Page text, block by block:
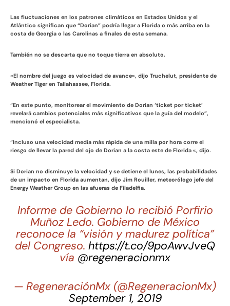
Las fluctuaciones en los patrones climáticos en Estados Unidos y el
Atlántico significan que “Dorian” podría llegar a Florida o más arriba en la
costa de Georgia o las Carolinas a finales de esta semana.
También no se descarta que no toque tierra en absoluto.
«El nombre del juego es velocidad de avance», dijo Truchelut, presidente de
Weather Tiger en Tallahassee, Florida.
“En este punto, monitorear el movimiento de Dorian ‘ticket por ticket’
revelará cambios potenciales más significativos que la guía del modelo”,
mencionó el especialista.
“Incluso una velocidad media más rápida de una milla por hora corre el
riesgo de llevar la pared del ojo de Dorian a la costa este de Florida «, dijo.
Si Dorian no disminuye la velocidad y se detiene el lunes, las probabilidades
de un impacto en Florida aumentan, dijo Jim Rouiller, meteorólogo jefe del
Energy Weather Group en las afueras de Filadelfia.
Informe de Gobierno lo recibió Porfirio
Muñoz Ledo. Gobierno de México
reconoce la “visión y madurez política”
del Congreso. https://t.co/9poAwvJveQ
vía @regeneracionmx
— RegeneraciónMx (@RegeneracionMx)
September 1, 2019